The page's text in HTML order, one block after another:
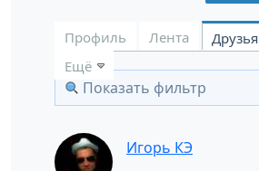
Профиль Лента Друзья
Ещё
Показать фильтр
Игорь КЭ